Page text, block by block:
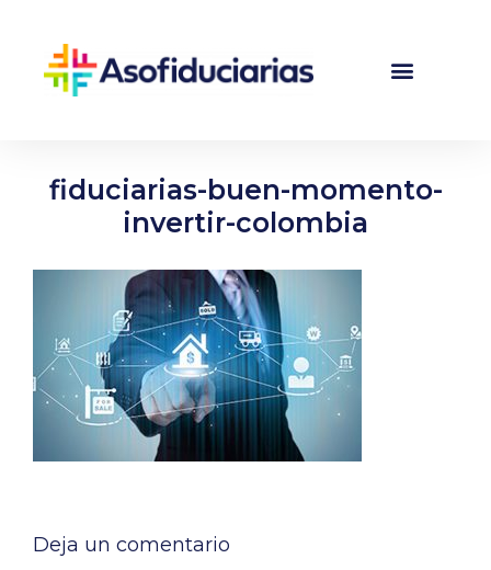
fiduciarias-buen-momento-
invertir-colombia
Deja un comentario